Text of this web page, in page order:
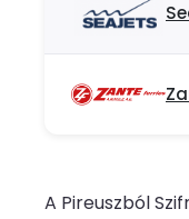
A Pireuszból